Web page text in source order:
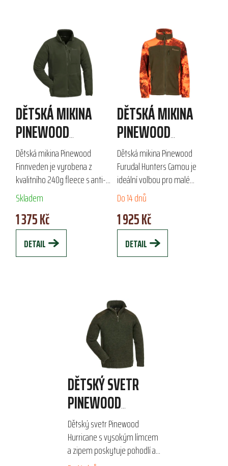
DĚTSKÁ MIKINA
PINEWOOD
FINNVEDEN
Dětská mikina Pinewood
Finnveden je vyrobena z
kvalitního 240g fleece s anti-
pilling úpravou, což zajišťuje
dlouhou životnost a pohodlí.
Ideální jako lehká mikina nebo
druhá...
Skladem
1 375 Kč
DETAIL
DĚTSKÁ MIKINA
PINEWOOD
FURUDAL HUNTERS
CAMOU
Dětská mikina Pinewood
Furudal Hunters Camou je
ideální volbou pro malé
dobrodruhy. Vyrobená z 220 g
fleece, nabízí vysokou
odolnost proti žmolkování,
praktickou náprsní kapsu...
Do 14 dnů
1 925 Kč
DETAIL
DĚTSKÝ SVETR
PINEWOOD
HURRICANE
Dětský svetr Pinewood
Hurricane s vysokým límcem
a zipem poskytuje pohodlí a